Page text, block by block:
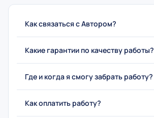
Как связаться с Автором?
Какие гарантии по качеству работы?
Где и когда я смогу забрать работу?
Как оплатить работу?